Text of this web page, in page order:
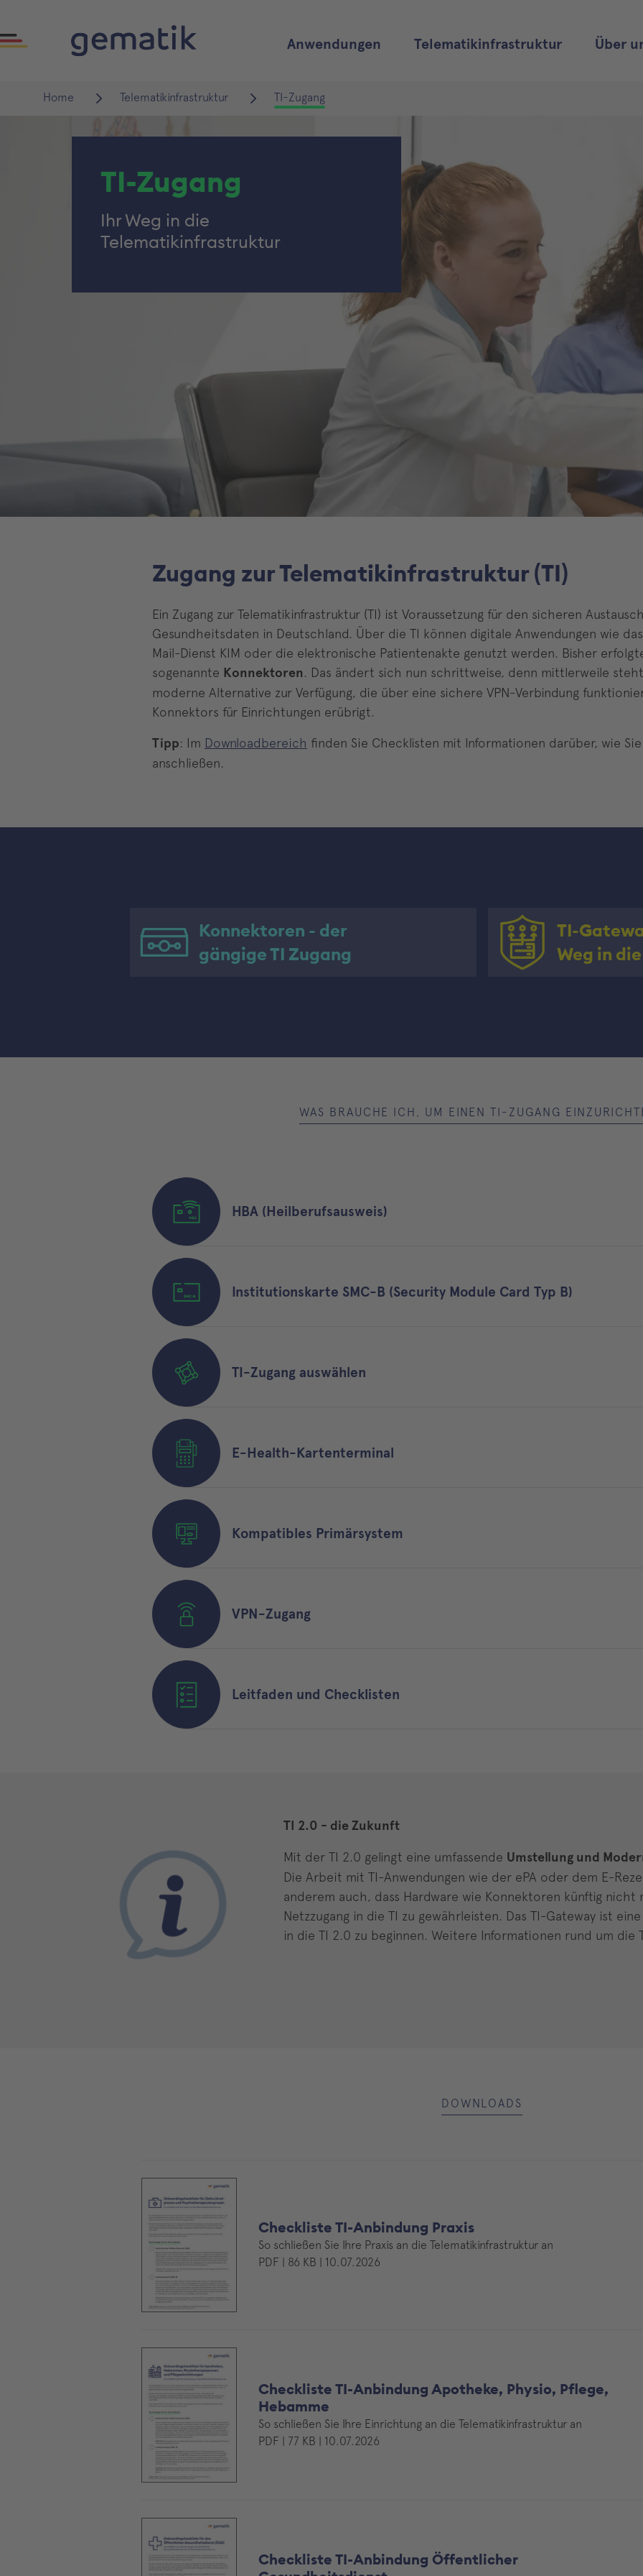
Anwendungen Telematikinfrastruktur Über
Home Telematikinfrastruktur TI-Zugang
TI-Zugang
Ihr Weg in die
Telematikinfrastruktur
Zugang zur Telematikinfrastruktur (TI)
Ein Zugang zur Telematikinfrastruktur (TI) ist Voraussetzung für den sicheren
Gesundheitsdaten in Deutschland. Über die TI können digitale Anwendungen wie
Mail-Dienst KIM oder die elektronische Patientenakte genutzt werden. Bisher
sogenannte Konnektoren. Das ändert sich nun schrittweise, denn mittlerweile
moderne Alternative zur Verfügung, die über eine sichere VPN-Verbindung
Konnektors für Einrichtungen erübrigt.
Tipp: Im Downloadbereich finden Sie Checklisten mit Informationen darüber, wie
anschließen.
Konnektoren - der
gängige TI Zugang
TI-
Weg in
WAS BRAUCHE ICH, UM EINEN TI-ZUGANG
HBA (Heilberufsausweis)
Institutionskarte SMC-B (Security Module Card Typ B)
TI-Zugang auswählen
E-Health-Kartenterminal
Kompatibles Primärsystem
VPN-Zugang
Leitfaden und Checklisten
TI 2.0 - die Zukunft
Mit der TI 2.0 gelingt eine umfassende Umstellung und
Die Arbeit mit TI-Anwendungen wie der ePA oder dem E-
anderem auch, dass Hardware wie Konnektoren künftig
Netzzugang in die TI zu gewährleisten. Das TI-Gateway ist
in die TI 2.0 zu beginnen. Weitere Informationen rund um die
DOWNLOADS
Checkliste TI-Anbindung Praxis
So schließen Sie Ihre Praxis an die Telematikinfrastruktur an
PDF | 86 KB | 10.07.2026
Checkliste TI-Anbindung Apotheke, Physio, Pflege,
Hebamme
So schließen Sie Ihre Einrichtung an die Telematikinfrastruktur an
PDF | 77 KB | 10.07.2026
Checkliste TI-Anbindung Öffentlicher